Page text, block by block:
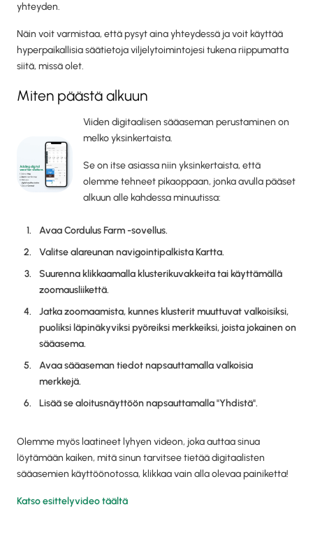
yhteyden.
Näin voit varmistaa, että pysyt aina yhteydessä ja voit käyttää
hyperpaikallisia säätietoja viljelytoimintojesi tukena riippumatta
siitä, missä olet.
Miten päästä alkuun
Viiden digitaalisen sääaseman perustaminen on
melko yksinkertaista.
Se on itse asiassa niin yksinkertaista, että
olemme tehneet pikaoppaan, jonka avulla pääset
alkuun alle kahdessa minuutissa:
Avaa Cordulus Farm -sovellus.
Valitse alareunan navigointipalkista Kartta.
Suurenna klikkaamalla klusterikuvakkeita tai käyttämällä
zoomausliikettä.
Jatka zoomaamista, kunnes klusterit muuttuvat valkoisiksi,
puoliksi läpinäkyviksi pyöreiksi merkkeiksi, joista jokainen on
sääasema.
Avaa sääaseman tiedot napsauttamalla valkoisia
merkkejä.
Lisää se aloitusnäyttöön napsauttamalla "Yhdistä".
Olemme myös laatineet lyhyen videon, joka auttaa sinua
löytämään kaiken, mitä sinun tarvitsee tietää digitaalisten
sääasemien käyttöönotossa, klikkaa vain alla olevaa painiketta!
Katso esittelyvideo täältä